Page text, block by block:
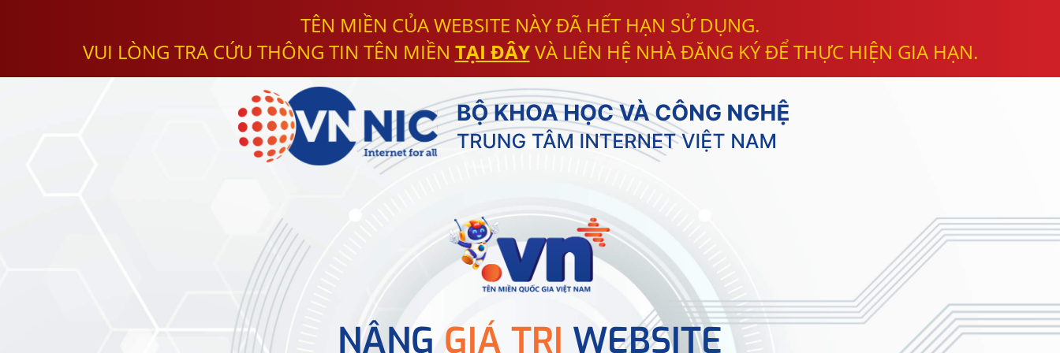
TÊN MIỀN CỦA WEBSITE NÀY ĐÃ HẾT HẠN SỬ DỤNG.
VUI LÒNG TRA CỨU THÔNG TIN TÊN MIỀN TẠI ĐÂYVÀ LIÊN HỆ NHÀ ĐĂNG KÝ ĐỂ THỰC HIỆN GIA HẠN.
NÂNG GIÁ TRỊ WEBSITE